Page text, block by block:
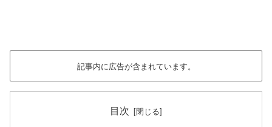
記事内に広告が含まれています。
目次